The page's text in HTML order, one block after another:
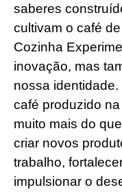
saberes
cultivam o café
Cozinha
inovação, mas
nossa
café produzido
muito mais do
criar novos
trabalho,
impulsionar o